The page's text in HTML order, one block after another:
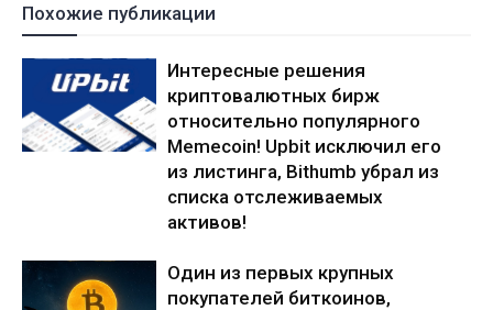
Похожие публикации
Интересные решения
криптовалютных бирж
относительно популярного
Memecoin! Upbit исключил его
из листинга, Bithumb убрал из
списка отслеживаемых
активов!
Один из первых крупных
покупателей биткоинов,